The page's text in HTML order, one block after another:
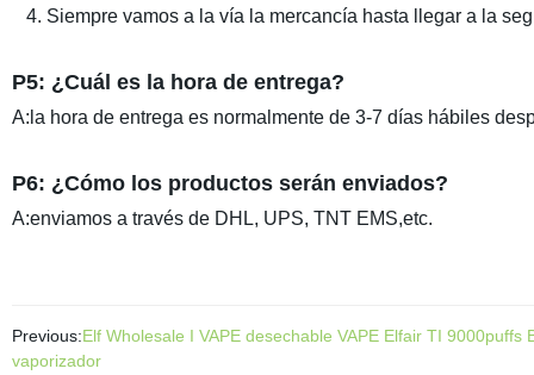
4. Siempre vamos a la vía la mercancía hasta llegar a la
P5: ¿Cuál es la hora de entrega?
A:la hora de entrega es normalmente de 3-7 días hábiles
P6: ¿Cómo los productos serán enviados?
A:enviamos a través de DHL, UPS, TNT EMS,etc.
Previous:Elf Wholesale I VAPE desechable VAPE Elfair TI
vaporizador